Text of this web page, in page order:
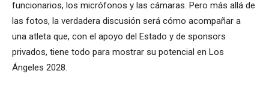
funcionarios, los micrófonos y las cámaras. Pero más allá de
las fotos, la verdadera discusión será cómo acompañar a
una atleta que, con el apoyo del Estado y de sponsors
privados, tiene todo para mostrar su potencial en Los
Ángeles 2028.